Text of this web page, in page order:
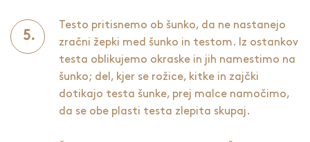
Testo pritisnemo ob šunko, da ne nastanejo
zračni žepki med šunko in testom. Iz ostankov
testa oblikujemo okraske in jih namestimo na
šunko; del, kjer se rožice, kitke in zajčki
dotikajo testa šunke, prej malce namočimo,
da se obe plasti testa zlepita skupaj.